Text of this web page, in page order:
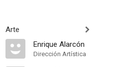
Arte
Enrique Alarcón
Dirección Artística